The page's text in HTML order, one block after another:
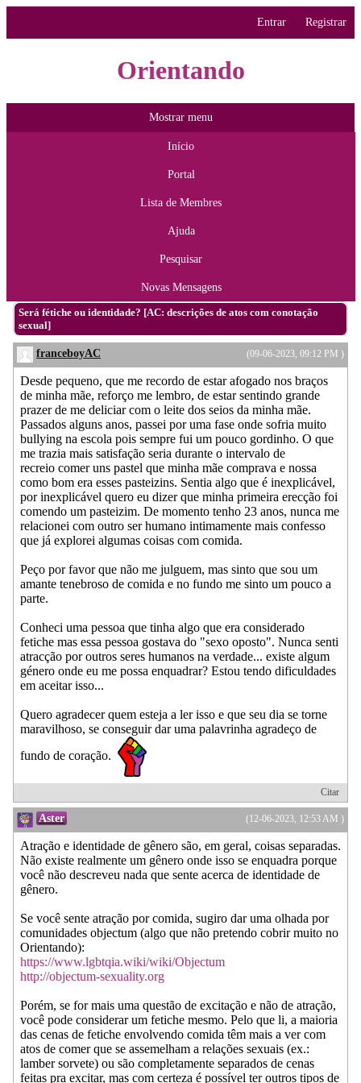
Entrar Registrar
Orientando
Mostrar menu
Início
Portal
Lista de Membres
Ajuda
Pesquisar
Novas Mensagens
Será fétiche ou identidade? [AC: descrições de atos com conotação
sexual]
(09-06-2023, 09:12 PM )
franceboyAC
Desde pequeno, que me recordo de estar afogado nos braços
de minha mãe, reforço me lembro, de estar sentindo grande
prazer de me deliciar com o leite dos seios da minha mãe.
Passados alguns anos, passei por uma fase onde sofria muito
bullying na escola pois sempre fui um pouco gordinho. O que
me trazia mais satisfação seria durante o intervalo de
recreio comer uns pastel que minha mãe comprava e nossa
como bom era esses pasteizins. Sentia algo que é inexplicável,
por inexplicável quero eu dizer que minha primeira erecção foi
comendo um pasteizim. De momento tenho 23 anos, nunca me
relacionei com outro ser humano intimamente mais confesso
que já explorei algumas coisas com comida.
Peço por favor que não me julguem, mas sinto que sou um
amante tenebroso de comida e no fundo me sinto um pouco a
parte.
Conheci uma pessoa que tinha algo que era considerado
fetiche mas essa pessoa gostava do "sexo oposto". Nunca senti
atracção por outros seres humanos na verdade... existe algum
género onde eu me possa enquadrar? Estou tendo dificuldades
em aceitar isso...
Quero agradecer quem esteja a ler isso e que seu dia se torne
maravilhoso, se conseguir dar uma palavrinha agradeço de
fundo de coração.
Citar
(12-06-2023, 12:53 AM )
Aster
Atração e identidade de gênero são, em geral, coisas separadas.
Não existe realmente um gênero onde isso se enquadra porque
você não descreveu nada que sente acerca de identidade de
gênero.
Se você sente atração por comida, sugiro dar uma olhada por
comunidades objectum (algo que não pretendo cobrir muito no
Orientando):
https://www.lgbtqia.wiki/wiki/Objectum
http://objectum-sexuality.org
Porém, se for mais uma questão de excitação e não de atração,
você pode considerar um fetiche mesmo. Pelo que li, a maioria
das cenas de fetiche envolvendo comida têm mais a ver com
atos de comer que se assemelham a relações sexuais (ex.:
lamber sorvete) ou são completamente separados de cenas
feitas pra excitar, mas com certeza é possível ter outros tipos de